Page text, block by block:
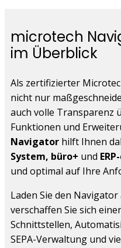
microtech
im Überblick
Als zertifizierter
nicht nur
auch volle Transparenz
Funktionen und
Navigator hilft Ihnen
System, büro+ und
und optimal auf Ihre
Laden Sie den
verschaffen Sie sich
Schnittstellen,
SEPA-Verwaltung und